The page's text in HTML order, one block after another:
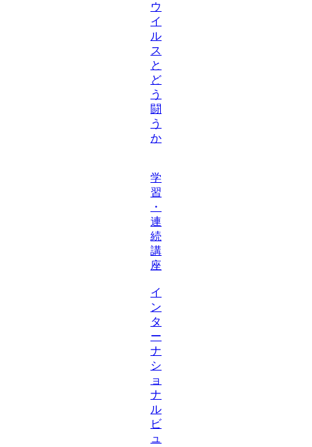
ウ
イ
ル
ス
と
ど
う
闘
う
か
学
習
・
連
続
講
座
イ
ン
タ
ー
ナ
シ
ョ
ナ
ル
ビ
ュ